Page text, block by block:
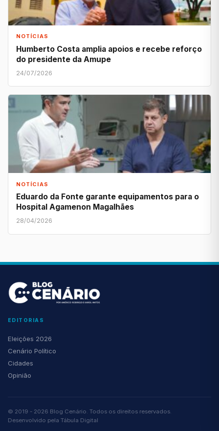
NOTÍCIAS
Humberto Costa amplia apoios e recebe reforço
do presidente da Amupe
24/07/2026
NOTÍCIAS
Eduardo da Fonte garante equipamentos para o
Hospital Agamenon Magalhães
28/04/2026
EDITORIAS
Eleições 2026
Cenário Político
Cidades
Opinião
© 2019 - 2026 Blog Cenário. Todos os direitos reservados.
Desenvolvido pela Tábula Digital